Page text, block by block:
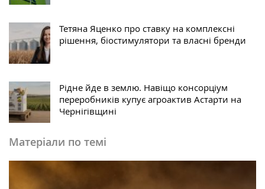
Тетяна Яценко про ставку на комплексні
рішення, біостимулятори та власні бренди
Рідне йде в землю. Навіщо консорціум
переробників купує агроактив Астарти на
Чернігівщині
Матеріали по темі